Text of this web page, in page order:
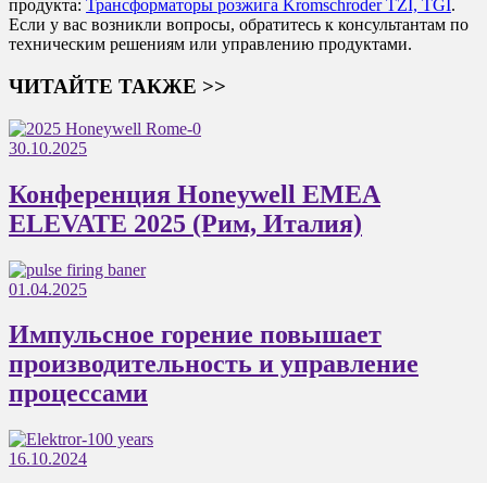
продукта: Трансформаторы розжига Kromschroder TZI, TGI.
Если у вас возникли вопросы, обратитесь к консультантам по
техническим решениям или управлению продуктами.
ЧИТАЙТЕ ТАКЖЕ >>
30.10.2025
Конференция Honeywell EMEA
ELEVATE 2025 (Рим, Италия)
01.04.2025
Импульсное горение повышает
производительность и управление
процессами
16.10.2024